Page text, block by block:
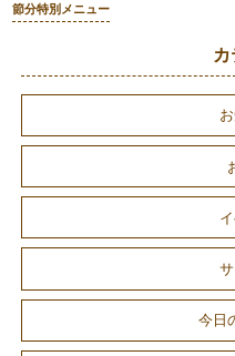
節分特別メニュー
カ
今日